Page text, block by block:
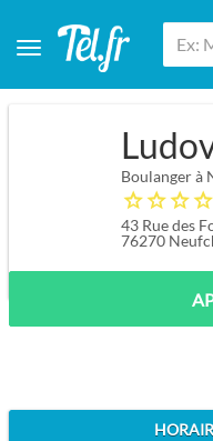
Boulanger à
43 Rue des
76270